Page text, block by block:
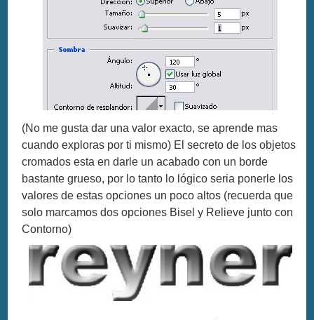
(No me gusta dar una valor exacto, se aprende mas
cuando exploras por ti mismo) El secreto de los objetos
cromados esta en darle un acabado con un borde
bastante grueso, por lo tanto lo lógico seria ponerle los
valores de estas opciones un poco altos (recuerda que
solo marcamos dos opciones Bisel y Relieve junto con
Contorno)